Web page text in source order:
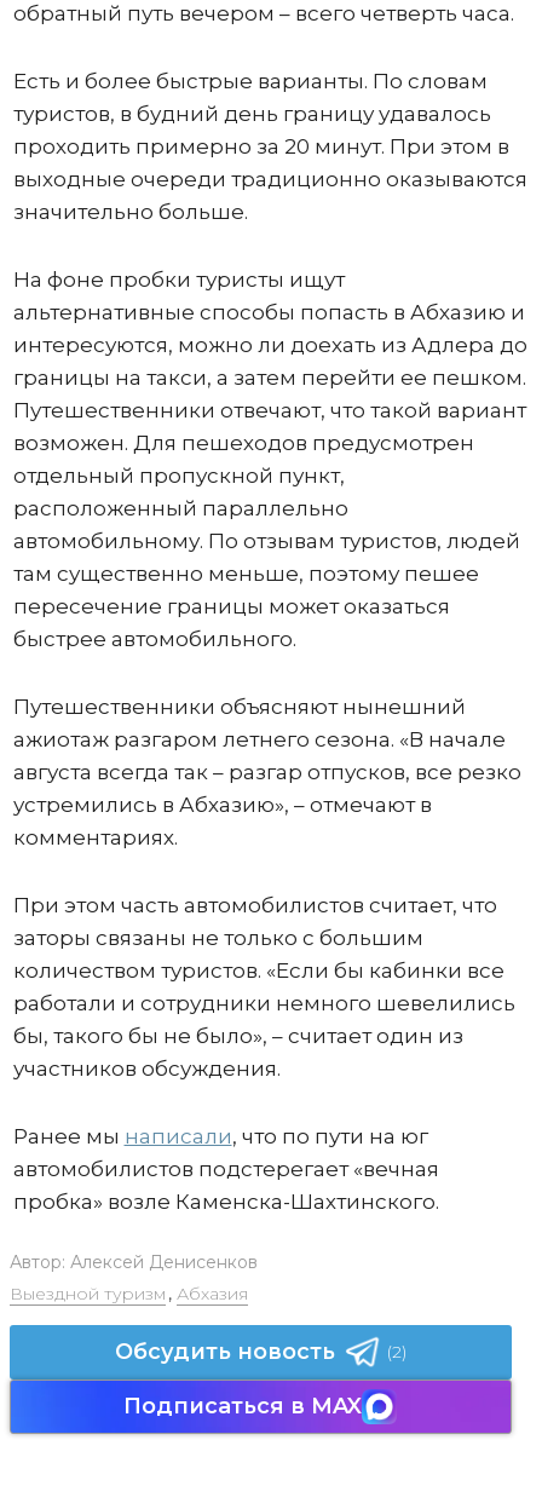
обратный путь вечером – всего четверть часа.
Есть и более быстрые варианты. По словам
туристов, в будний день границу удавалось
проходить примерно за 20 минут. При этом в
выходные очереди традиционно оказываются
значительно больше.
На фоне пробки туристы ищут
альтернативные способы попасть в Абхазию и
интересуются, можно ли доехать из Адлера до
границы на такси, а затем перейти ее пешком.
Путешественники отвечают, что такой вариант
возможен. Для пешеходов предусмотрен
отдельный пропускной пункт,
расположенный параллельно
автомобильному. По отзывам туристов, людей
там существенно меньше, поэтому пешее
пересечение границы может оказаться
быстрее автомобильного.
Путешественники объясняют нынешний
ажиотаж разгаром летнего сезона. «В начале
августа всегда так – разгар отпусков, все резко
устремились в Абхазию», – отмечают в
комментариях.
При этом часть автомобилистов считает, что
заторы связаны не только с большим
количеством туристов. «Если бы кабинки все
работали и сотрудники немного шевелились
бы, такого бы не было», – считает один из
участников обсуждения.
Ранее мы написали, что по пути на юг
автомобилистов подстерегает «вечная
пробка» возле Каменска-Шахтинского.
Автор: Алексей Денисенков
Выездной туризм , Абхазия
Обсудить новость (2)
Подписаться в MAX